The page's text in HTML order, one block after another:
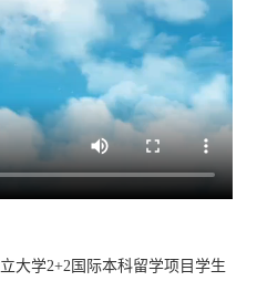
大学2+2国际本科留学项目学生